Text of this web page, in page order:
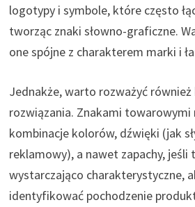
logotypy i symbole, które często
tworząc znaki słowno-graficzne.
one spójne z charakterem marki i
Jednakże, warto rozważyć
rozwiązania. Znakami towarowymi
kombinacje kolorów, dźwięki (jak
reklamowy), a nawet zapachy, jeśli
wystarczająco charakterystyczne,
identyfikować pochodzenie